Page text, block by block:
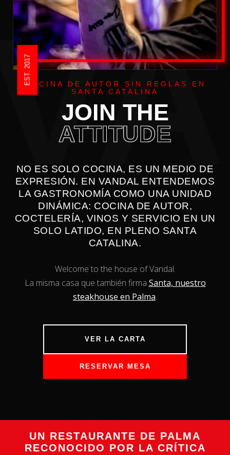
EST. 2017
COCINA DE AUTOR SIN REGLAS EN
SANTA CATALINA
JOIN THE
ATTITUDE
NO ES SOLO COCINA, ES UN MEDIO DE
EXPRESIÓN. EN VANDAL ENTENDEMOS
LA GASTRONOMÍA COMO UNA UNIDAD
DINÁMICA: COCINA DE AUTOR,
COCTELERÍA, VINOS Y SERVICIO EN UN
SOLO LATIDO, EN PLENO SANTA
CATALINA.
Welcome to the house of Vandal.
La misma casa que también firma Santa, nuestro
steakhouse en Palma.
VER LA CARTA
RESERVAR MESA
UN RESTAURANTE DE PALMA
RECONOCIDO POR LA CRÍTICA